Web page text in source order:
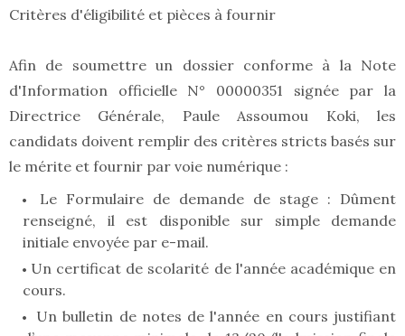
Critères d'éligibilité et pièces à fournir
Afin de soumettre un dossier conforme à la Note
d'Information officielle N° 00000351 signée par la
Directrice Générale, Paule Assoumou Koki, les
candidats doivent remplir des critères stricts basés sur
le mérite et fournir par voie numérique :
Le Formulaire de demande de stage : Dûment
renseigné, il est disponible sur simple demande
initiale envoyée par e-mail.
Un certificat de scolarité de l'année académique en
cours.
Un bulletin de notes de l'année en cours justifiant